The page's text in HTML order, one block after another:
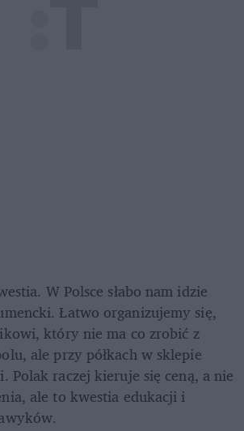
W Polsce słabo nam idzie
Łatwo organizujemy się,
który nie ma co zrobić z
ale przy półkach w sklepie
Polak raczej kieruje się ceną, a nie
ale to kwestia edukacji i